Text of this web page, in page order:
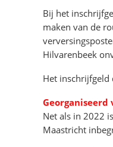
Bij het
maken van de
Hilvarenbeek
Het inschrijfgeld
Georganiseerd
Net als in 2022
Maastricht